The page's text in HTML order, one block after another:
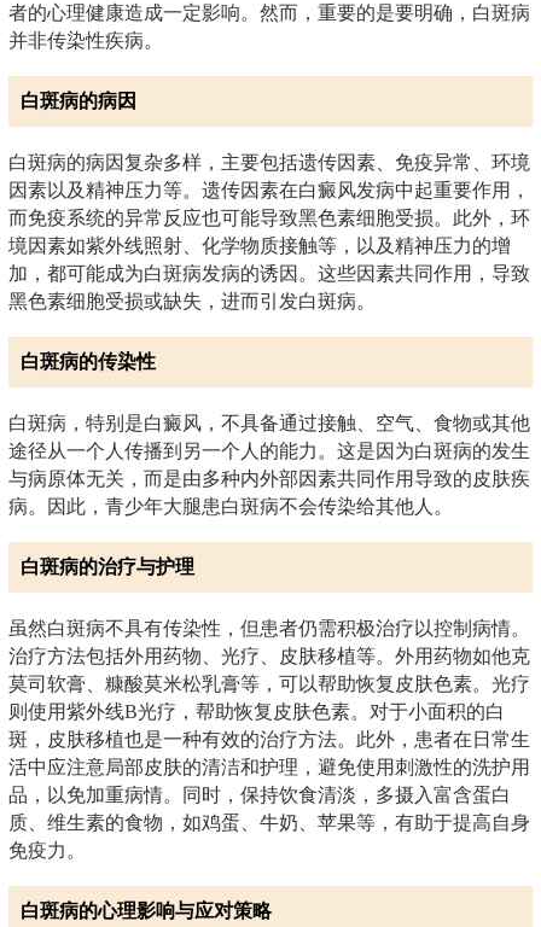
者的心理健康造成一定影响。然而，重要的是要明确，白斑病
并非传染性疾病。
白斑病的病因
白斑病的病因复杂多样，主要包括遗传因素、免疫异常、环境
因素以及精神压力等。遗传因素在白癜风发病中起重要作用，
而免疫系统的异常反应也可能导致黑色素细胞受损。此外，环
境因素如紫外线照射、化学物质接触等，以及精神压力的增
加，都可能成为白斑病发病的诱因。这些因素共同作用，导致
黑色素细胞受损或缺失，进而引发白斑病。
白斑病的传染性
白斑病，特别是白癜风，不具备通过接触、空气、食物或其他
途径从一个人传播到另一个人的能力。这是因为白斑病的发生
与病原体无关，而是由多种内外部因素共同作用导致的皮肤疾
病。因此，青少年大腿患白斑病不会传染给其他人。
白斑病的治疗与护理
虽然白斑病不具有传染性，但患者仍需积极治疗以控制病情。
治疗方法包括外用药物、光疗、皮肤移植等。外用药物如他克
莫司软膏、糠酸莫米松乳膏等，可以帮助恢复皮肤色素。光疗
则使用紫外线B光疗，帮助恢复皮肤色素。对于小面积的白
斑，皮肤移植也是一种有效的治疗方法。此外，患者在日常生
活中应注意局部皮肤的清洁和护理，避免使用刺激性的洗护用
品，以免加重病情。同时，保持饮食清淡，多摄入富含蛋白
质、维生素的食物，如鸡蛋、牛奶、苹果等，有助于提高自身
免疫力。
白斑病的心理影响与应对策略